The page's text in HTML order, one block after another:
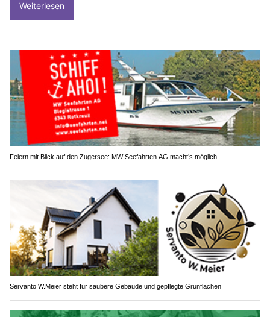
Weiterlesen
Feiern mit Blick auf den Zugersee: MW Seefahrten AG macht’s möglich
Servanto W.Meier steht für saubere Gebäude und gepflegte Grünflächen